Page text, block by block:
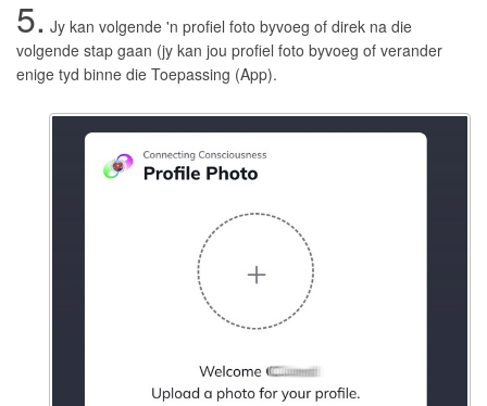
5. Jy kan volgende 'n profiel foto byvoeg of direk na die
volgende stap gaan (jy kan jou profiel foto byvoeg of verander
enige tyd binne die Toepassing (App).